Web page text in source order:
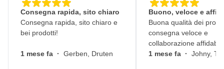
Consegna rapida, sito chiaro
Consegna rapida, sito chiaro e
bei prodotti!
1 mese fa · Gerben, Druten
Buono, veloce e
Buona qualità dei
consegna veloce e
collaborazione
1 mese fa · Johny,